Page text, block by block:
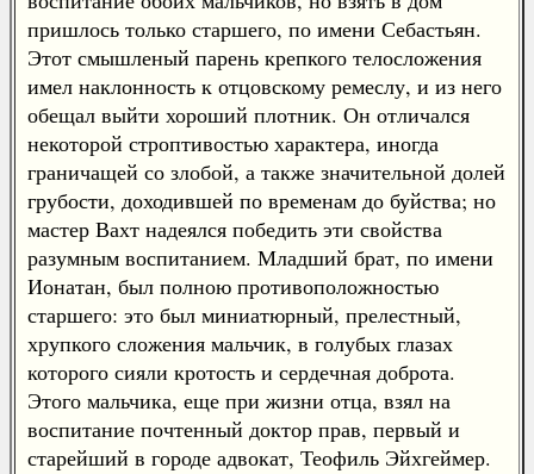
пришлось только старшего, по имени Себастьян.
Этот смышленый парень крепкого телосложения
имел наклонность к отцовскому ремеслу, и из него
обещал выйти хороший плотник. Он отличался
некоторой строптивостью характера, иногда
граничащей со злобой, а также значительной долей
грубости, доходившей по временам до буйства; но
мастер Вахт надеялся победить эти свойства
разумным воспитанием. Младший брат, по имени
Ионатан, был полною противоположностью
старшего: это был миниатюрный, прелестный,
хрупкого сложения мальчик, в голубых глазах
которого сияли кротость и сердечная доброта.
Этого мальчика, еще при жизни отца, взял на
воспитание почтенный доктор прав, первый и
старейший в городе адвокат, Теофиль Эйхгеймер.